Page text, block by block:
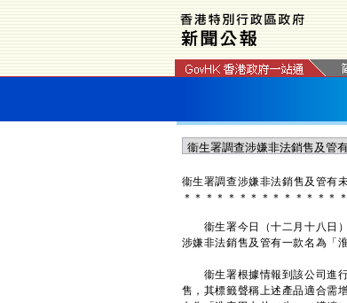
衞生署調查涉嫌非法銷售及 管有
＊ ＊ ＊ ＊ ＊ ＊ ＊ ＊ ＊ ＊ ＊ ＊ ＊ ＊ ＊
衞生署今日（十二月十八日）
涉嫌非法銷售及管有一款名為「
衞生署根據情報到該公司進行
售，其標籤聲稱上述產品適合需